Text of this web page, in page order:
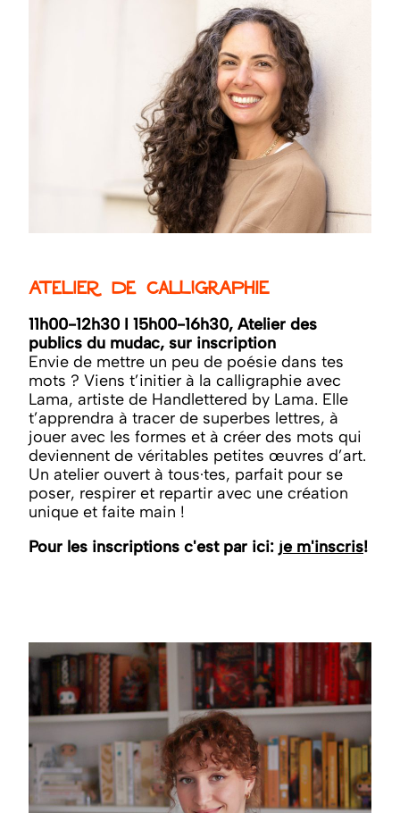
Atelier de calligraphie
11h00-12h30 I 15h00-16h30, Atelier des
publics du mudac, sur inscription
Envie de mettre un peu de poésie dans tes
mots ? Viens t’initier à la calligraphie avec
Lama, artiste de Handlettered by Lama. Elle
t’apprendra à tracer de superbes lettres, à
jouer avec les formes et à créer des mots qui
deviennent de véritables petites œuvres d’art.
Un atelier ouvert à tous·tes, parfait pour se
poser, respirer et repartir avec une création
unique et faite main !
Pour les inscriptions c'est par ici: je m'inscris!